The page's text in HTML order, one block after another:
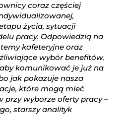
coraz częściej
życia, sytuacji
pracy. Odpowiedzią na
kafeteryjne oraz
wybór benefitów.
komunikować je już na
jak pokazuje nasza
które mogą mieć
przy wyborze oferty pracy –
starszy analityk